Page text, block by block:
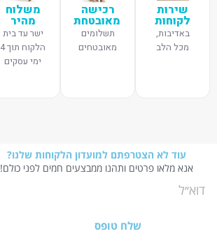
שירות
לקוחות
באדיבות,
מכל הלב
רכישה
מאובטחת
תשלומים
מאובטחים
משלוח
מהיר
ישר עד בית
הלקוח תוך 4
ימי עסקים
עוד לא הצטרפתם למועדון הלקוחות שלנו?
אנא מלאו פרטים ותהנו ממבצעים חמים לפני כולם!
שלח טופס